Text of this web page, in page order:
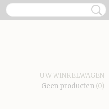
UW WINKELWAGEN
Geen producten (0)